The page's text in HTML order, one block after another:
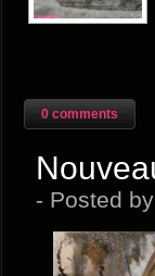
0 comments
- Posted